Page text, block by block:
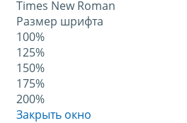
Times New Roman
Размер шрифта
100%
125%
150%
175%
200%
Закрыть окно